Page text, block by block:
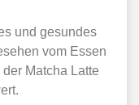
und gesundes
vom Essen
Matcha Latte